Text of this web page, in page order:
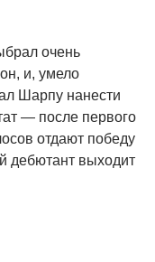
очень
и, умело
Шарпу нанести
— после первого
отдают победу
дебютант выходит